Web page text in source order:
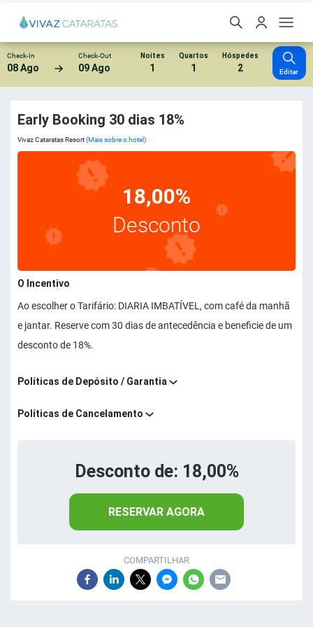
Check-In
08 Ago
Check-Out
09 Ago
Noites
1
Quartos
1
Hóspedes
2 Editar
Early Booking 30 dias 18%
Vivaz Cataratas Resort(Mais sobre o hotel)
18,00%
Desconto
O Incentivo
Ao escolher o Tarifário: DIARIA IMBATÍVEL, com café da manhã
e jantar. Reserve com 30 dias de antecedência e beneficie de um
desconto de 18%.
Políticas de Depósito / Garantia
Políticas de Cancelamento
Desconto de: 18,00%
RESERVAR AGORA
COMPARTILHAR